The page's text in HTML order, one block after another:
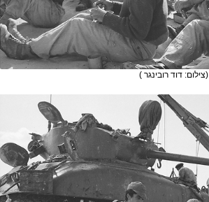
(צילום: דוד רובינגר )